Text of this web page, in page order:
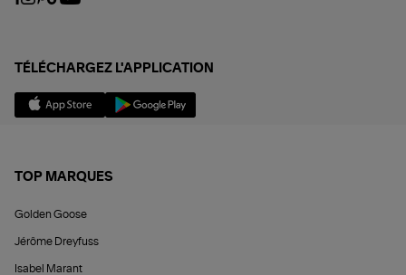
TÉLÉCHARGEZ L'APPLICATION
TOP MARQUES
Golden Goose
Jérôme Dreyfuss
Isabel Marant